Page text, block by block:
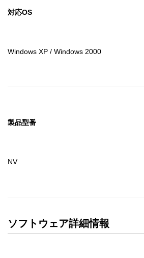
対応OS
Windows XP / Windows 2000
製品型番
NV
ソフトウェア詳細情報